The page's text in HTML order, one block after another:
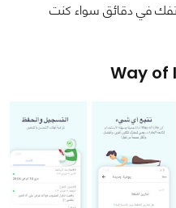
في دقائق سواء كنت